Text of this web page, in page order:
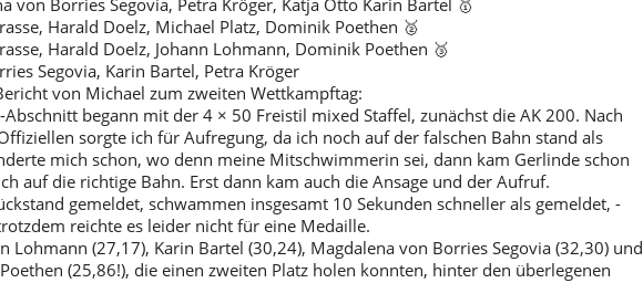
von Borries Segovia, Petra Kröger, Katja Otto Karin Bartel 🥇
Harald Doelz, Michael Platz, Dominik Poethen 🥈
Harald Doelz, Johann Lohmann, Dominik Poethen 🥉
Segovia, Karin Bartel, Petra Kröger
von Michael zum zweiten Wettkampftag:
Abschnitt begann mit der 4 × 50 Freistil mixed Staffel, zunächst die AK 200. Nach
sorgte ich für Aufregung, da ich noch auf der falschen Bahn stand als
mich schon, wo denn meine Mitschwimmerin sei, dann kam Gerlinde schon
auf die richtige Bahn. Erst dann kam auch die Ansage und der Aufruf.
gemeldet, schwammen insgesamt 10 Sekunden schneller als gemeldet, -
reichte es leider nicht für eine Medaille.
Lohmann (27,17), Karin Bartel (30,24), Magdalena von Borries Segovia (32,30) und
(25,86!), die einen zweiten Platz holen konnten, hinter den überlegenen